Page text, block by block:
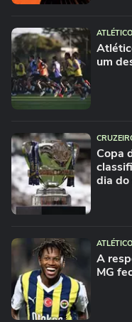
01:34
Rony
02:03
Hulk
vez
um
Copa
dia
A
MG